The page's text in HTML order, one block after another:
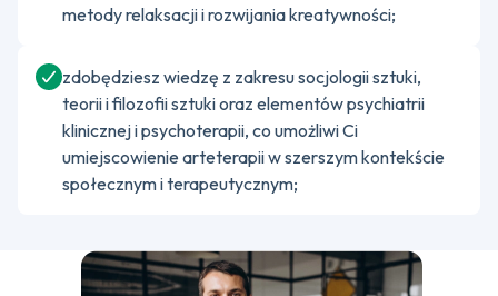
metody relaksacji i rozwijania kreatywności;
zdobędziesz wiedzę z zakresu socjologii sztuki,
teorii i filozofii sztuki oraz elementów psychiatrii
klinicznej i psychoterapii, co umożliwi Ci
umiejscowienie arteterapii w szerszym kontekście
społecznym i terapeutycznym;